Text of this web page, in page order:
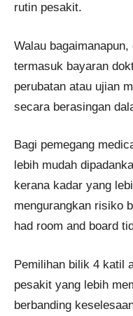
rutin pesakit.
Walau
termasuk bayaran
perubatan atau ujian
secara berasingan
Bagi pemegang
lebih mudah
kerana kadar yang
mengurangkan risiko
had room and board
Pemilihan bilik 4 katil
pesakit yang lebih
berbanding